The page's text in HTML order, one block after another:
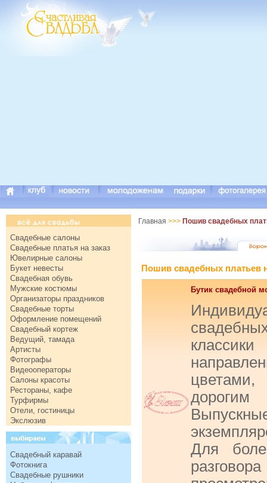
Свадебные салоны
Свадебные платья на заказ
Ювелирные салоны
Букет невесты
Свадебная обувь
Мужские костюмы
Организаторы праздников
Свадебные торты
Оформление помещений
Свадебный кортеж
Ведущий, тамада
Артисты
Фотографы
Видеооператоры
Салоны красоты
Рестораны, кафе
Турфирмы
Отели, гостиницы
Экслюзив
Свадебный каравай
Фотокнига
Свадебные рушники
Главная >>> Пошив свадебных
Пошив свадебных платьев
Бутик свадебной
Для